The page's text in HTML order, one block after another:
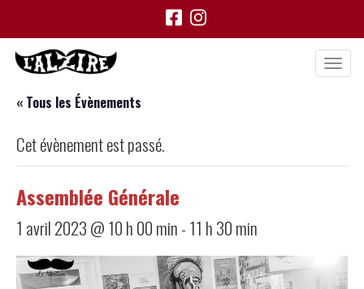
« Tous les Évènements
Cet évènement est passé.
Assemblée Générale
1 avril 2023 @ 10 h 00 min-11 h 30 min